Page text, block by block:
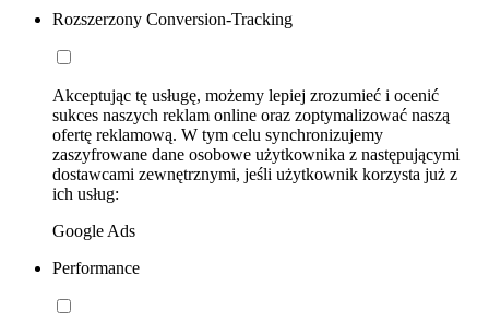
Rozszerzony Conversion-Tracking
Akceptując tę usługę, możemy lepiej zrozumieć i ocenić
sukces naszych reklam online oraz zoptymalizować naszą
ofertę reklamową. W tym celu synchronizujemy
zaszyfrowane dane osobowe użytkownika z następującymi
dostawcami zewnętrznymi, jeśli użytkownik korzysta już z
ich usług:
Google Ads
Performance